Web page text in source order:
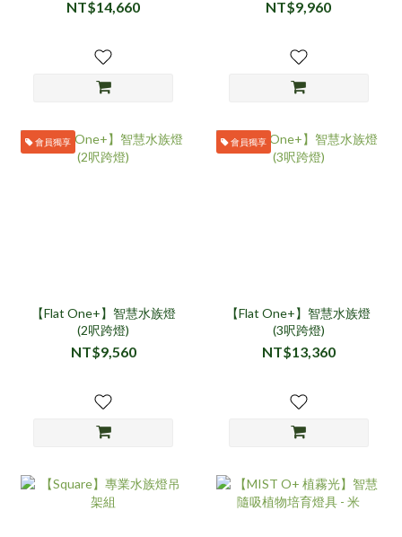
NT$14,660 NT$9,960
會員獨享
【Flat One+】智慧水族燈
(2呎跨燈)
NT$9,560
會員獨享
【Flat One+】智慧水族燈
(3呎跨燈)
NT$13,360